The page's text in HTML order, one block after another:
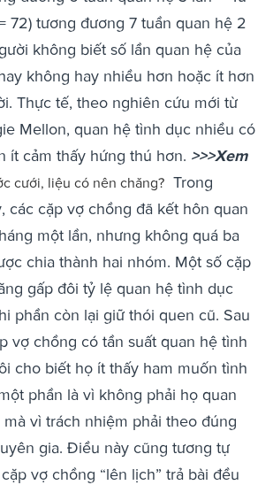
72) tương đương 7 tuần quan hệ 2
không biết số lần quan hệ của
không hay nhiều hơn hoặc ít hơn
Thực tế, theo nghiên cứu mới từ
Mellon, quan hệ tình dục nhiều có
ít cảm thấy hứng thú hơn. >>>Xem
cưới, liệu có nên chăng? Trong
các cặp vợ chồng đã kết hôn quan
một lần, nhưng không quá ba
chia thành hai nhóm. Một số cặp
gấp đôi tỷ lệ quan hệ tình dục
phần còn lại giữ thói quen cũ. Sau
vợ chồng có tần suất quan hệ tình
cho biết họ ít thấy ham muốn tình
phần là vì không phải họ quan
vì trách nhiệm phải theo đúng
gia. Điều này cũng tương tự
vợ chồng “lên lịch” trả bài đều